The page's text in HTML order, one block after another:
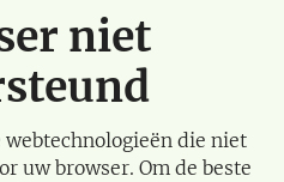
niet
die niet
uw browser. Om de beste